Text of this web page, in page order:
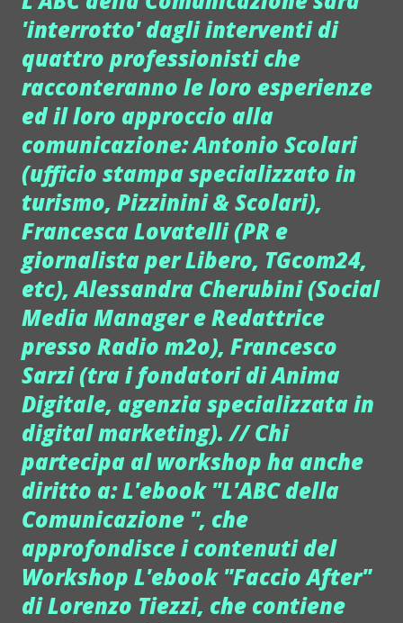
'interrotto' dagli interventi di
quattro professionisti che
racconteranno le loro esperienze
ed il loro approccio alla
comunicazione: Antonio Scolari
(ufficio stampa specializzato in
turismo, Pizzinini & Scolari),
Francesca Lovatelli (PR e
giornalista per Libero, TGcom24,
etc), Alessandra Cherubini (Social
Media Manager e Redattrice
presso Radio m2o), Francesco
Sarzi (tra i fondatori di Anima
Digitale, agenzia specializzata in
digital marketing). // Chi
partecipa al workshop ha anche
diritto a: L'ebook "L'ABC della
Comunicazione ", che
approfondisce i contenuti del
Workshop L'ebook "Faccio After"
di Lorenzo Tiezzi, che contiene